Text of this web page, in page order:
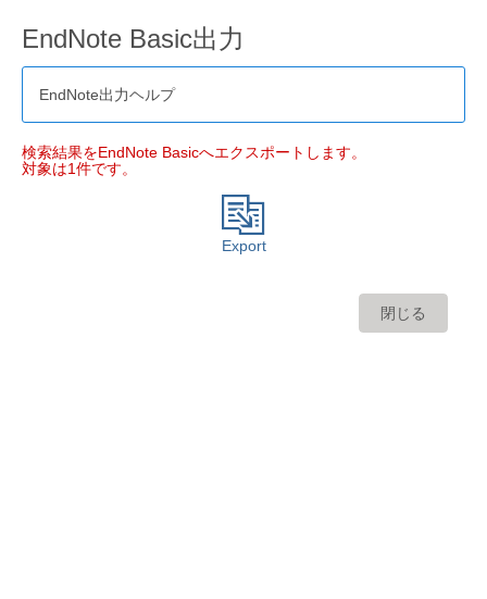
EndNote Basic出力
EndNote出力ヘルプ
検索結果をEndNote Basicへエクスポートします。
対象は1件です。
Export